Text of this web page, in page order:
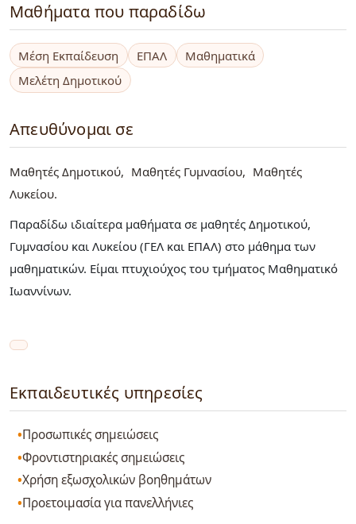
Μαθήματα που παραδίδω
Μέση Εκπαίδευση ΕΠΑΛ
Μαθηματικά
Μελέτη Δημοτικού
Απευθύνομαι σε
Μαθητές Δημοτικού Μαθητές Γυμνασίου
Μαθητές
Λυκείου
Παραδίδω ιδιαίτερα μαθήματα σε μαθητές Δημοτικού,
Γυμνασίου και Λυκείου (ΓΕΛ και ΕΠΑΛ) στο μάθημα των
μαθηματικών. Είμαι πτυχιούχος του τμήματος Μαθηματικό
Ιωαννίνων.
Εκπαιδευτικές υπηρεσίες
Προσωπικές σημειώσεις
Φροντιστηριακές σημειώσεις
Χρήση εξωσχολικών βοηθημάτων
Προετοιμασία για πανελλήνιες